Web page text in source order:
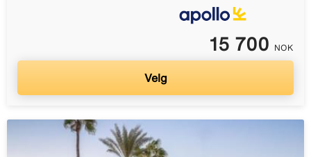
15 700 NOK
Velg